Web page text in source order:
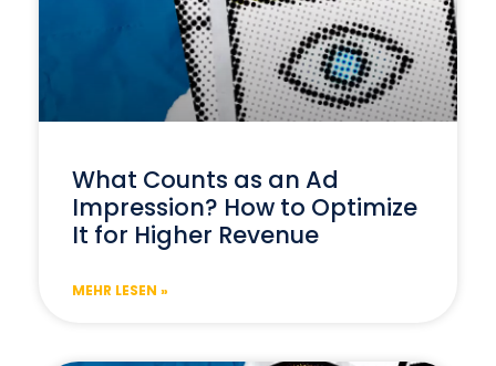
What Counts as an Ad
Impression? How to Optimize
It for Higher Revenue
MEHR LESEN »